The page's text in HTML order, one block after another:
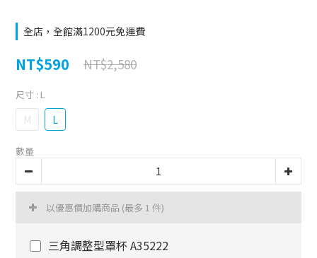
全店，全館滿1200元免運費
NT$590 NT$2,580
尺寸 : L
M L
數量
以優惠價加購商品 (最多 1 件)
三角調整型罩杯 A35222